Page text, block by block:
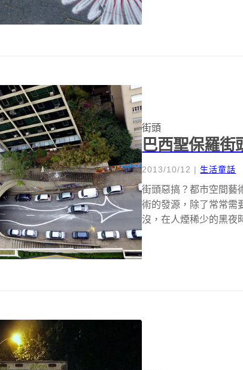
街頭
巴西聖保羅街
2013/10/12 | 生活童話
街頭惡搞？都市空間藝
術的發源，除了常常需
沒，在人煙稀少的黑夜